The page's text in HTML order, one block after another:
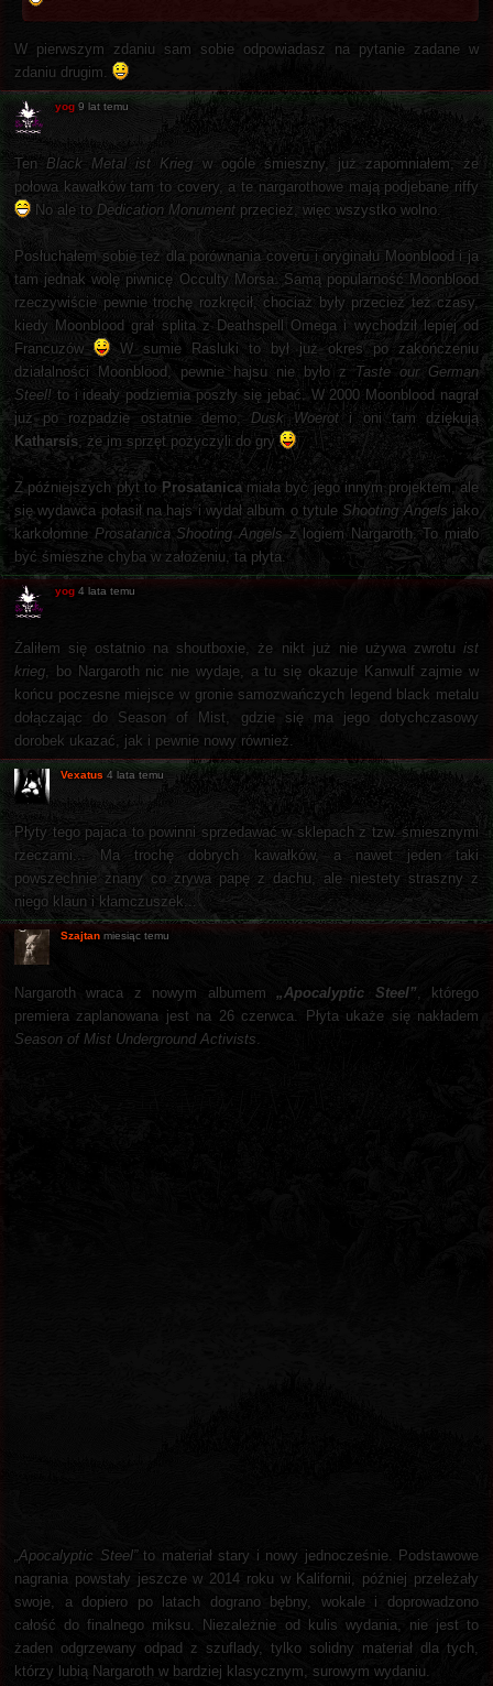
W pierwszym zdaniu sam sobie odpowiadasz na pytanie zadane w
zdaniu drugim.
yog 9 lat temu
TenBlack Metal ist Krieg w ogóle śmieszny, już zapomniałem, że
połowa kawałków tam to covery, a te nargarothowe mają podjebane riffy
No ale to Dedication Monument przecież, więc wszystko wolno.
Posłuchałem sobie też dla porównania coveru i oryginału Moonblood i ja
tam jednak wolę piwnicę Occulty Morsa. Samą popularność Moonblood
rzeczywiście pewnie trochę rozkręcił, chociaż były przecież też czasy,
kiedy Moonblood grał splita z Deathspell Omega i wychodził lepiej od
Francuzów
W sumie Rasluki to był już okres po zakończeniu
działalności Moonblood, pewnie hajsu nie było z Taste our German
Steel! to i ideały podziemia poszły się jebać. W 2000 Moonblood nagrał
już po rozpadzie ostatnie demo, Dusk Woerot i oni tam dziękują
Katharsis, że im sprzęt pożyczyli do gry
Z późniejszych płyt to Prosatanicamiała być jego innym projektem, ale
się wydawca połasił na hajs i wydał album o tytuleShooting Angels jako
karkołomne Prosatanica Shooting Angels z logiem Nargaroth. To miało
być śmieszne chyba w założeniu, ta płyta.
yog 4 lata temu
Żaliłem się ostatnio na shoutboxie, że nikt już nie używa zwrotu ist
krieg, bo Nargaroth nic nie wydaje, a tu się okazuje Kanwulf zajmie w
końcu poczesne miejsce w gronie samozwańczych legend black metalu
dołączając do Season of Mist, gdzie się ma jego dotychczasowy
dorobek ukazać, jak i pewnie nowy również.
Vexatus 4 lata temu
Płyty tego pajaca to powinni sprzedawać w sklepach z tzw. śmiesznymi
rzeczami... Ma trochę dobrych kawałków, a nawet jeden taki
powszechnie znany co zrywa papę z dachu, ale niestety straszny z
niego klaun i kłamczuszek...
Szajtan miesiąc temu
Nargaroth wraca z nowym albumem„Apocalyptic Steel”, którego
premiera zaplanowana jest na 26 czerwca. Płyta ukaże się nakładem
Season of Mist Underground Activists.
„Apocalyptic Steel”to materiał stary i nowy jednocześnie. Podstawowe
nagrania powstały jeszcze w 2014 roku w Kalifornii, później przeleżały
swoje, a dopiero po latach dograno bębny, wokale i doprowadzono
całość do finalnego miksu. Niezależnie od kulis wydania, nie jest to
żaden odgrzewany odpad z szuflady, tylko solidny materiał dla tych,
którzy lubią Nargaroth w bardziej klasycznym, surowym wydaniu.